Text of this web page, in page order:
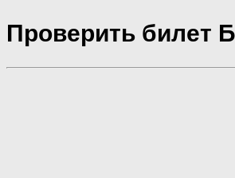
Проверить билет